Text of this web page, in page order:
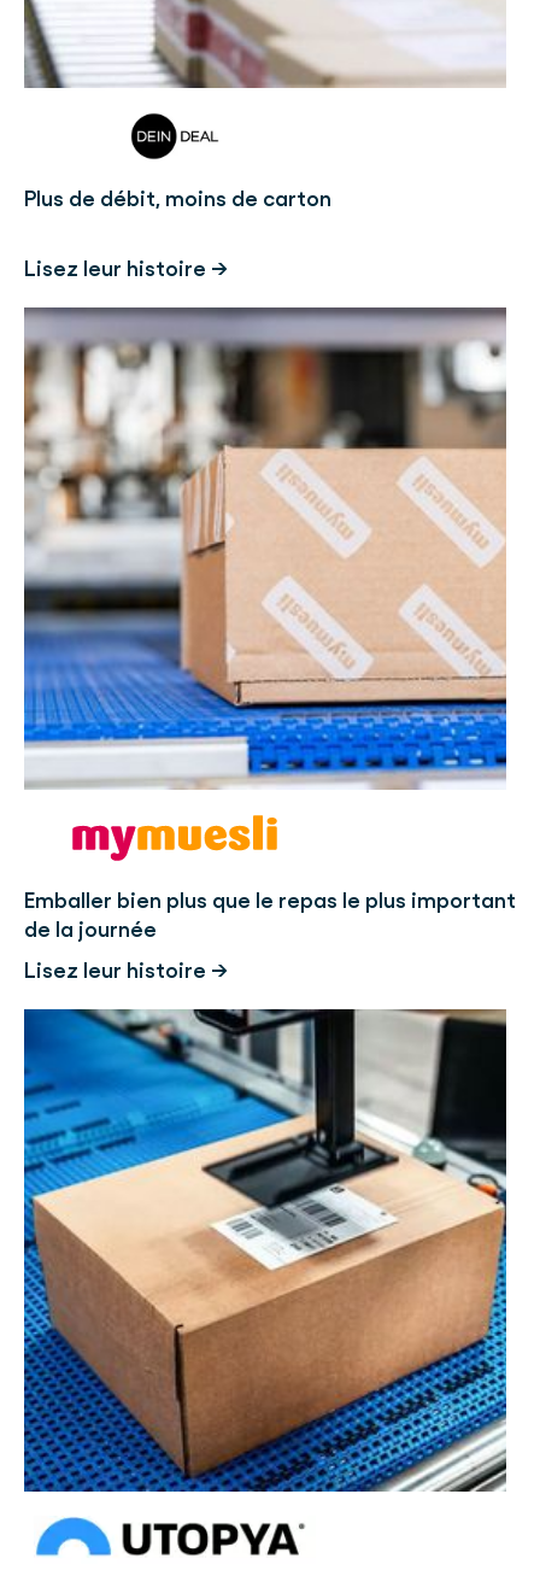
Plus de débit, moins de carton
Lisez leur histoire →
Emballer bien plus que le repas le plus important
de la journée
Lisez leur histoire →